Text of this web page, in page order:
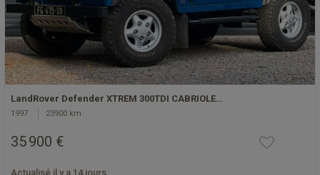
LandRover Defender XTREM 300TDI CABRIOLE…
1997 23900 km
35 900 €
Actualisé il y a 14 jours